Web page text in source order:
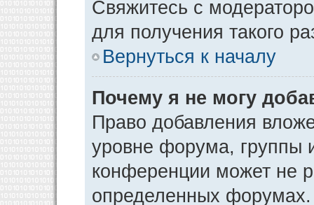
Свяжитесь с
для получения такого
Вернуться к началу
Почему я не могу
Право добавления
уровне форума, группы
конференции может не
определенных